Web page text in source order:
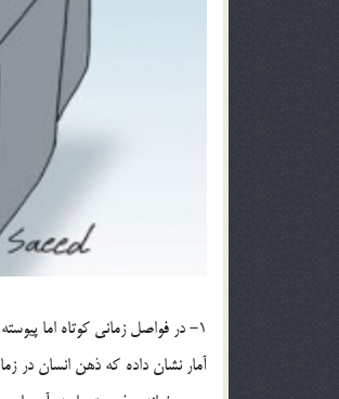
1- در فواصل زماني كوتاه اما پيوسته درس بخوانيد:
آمار نشان داده كه ذهن انسان در